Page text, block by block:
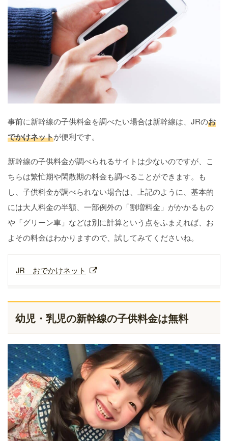
事前に新幹線の子供料金を調べたい場合は新幹線は、JRのお
でかけネットが便利です。
新幹線の子供料金が調べられるサイトは少ないのですが、こ
ちらは繁忙期や閑散期の料金も調べることができます。も
し、子供料金が調べられない場合は、上記のように、基本的
には大人料金の半額、一部例外の「割増料金」がかかるもの
や「グリーン車」などは別に計算という点をふまえれば、お
よその料金はわかりますので、試してみてくださいね。
JR おでかけネット
幼児・乳児の新幹線の子供料金は無料